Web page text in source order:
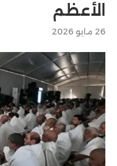
الأعظم
26 مايو 2026